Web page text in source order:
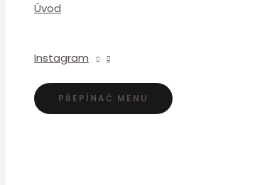
Úvod
Instagram
PŘEPÍNAČ MENU